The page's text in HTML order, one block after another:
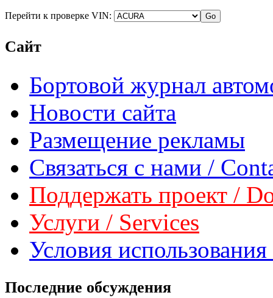
Перейти к проверке VIN:
Сайт
Бортовой журнал
Новости сайта
Размещение рекламы
Связаться с нами /
Поддержать проект /
Услуги / Services
Условия
Последние обсуждения